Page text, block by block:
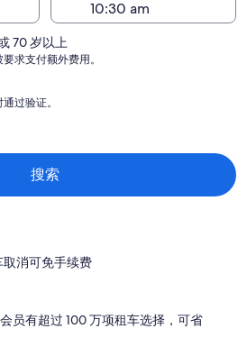
70 岁以上
求支付额外费用。
过验证。
搜索
消可免手续费
员有超过 100 万项租车选择，可省